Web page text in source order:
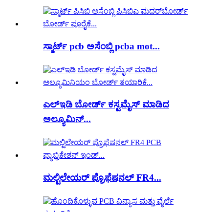
ಸ್ಮಾರ್ಟ್ pcb ಅಸೆಂಬ್ಲಿ pcba mot...
ಎಲ್ಇಡಿ ಬೋರ್ಡ್ ಕಸ್ಟಮೈಸ್ ಮಾಡಿದ
ಅಲ್ಯೂಮಿನ್...
ಮಲ್ಟಿಲೇಯರ್ ಪ್ರೊಫೆಷನಲ್ FR4...